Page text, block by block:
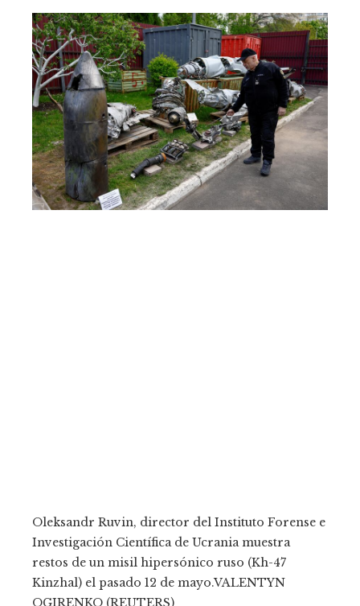
Oleksandr Ruvin, director del Instituto Forense e
Investigación Científica de Ucrania muestra
restos de un misil hipersónico ruso (Kh-47
Kinzhal) el pasado 12 de mayo.VALENTYN
OGIRENKO (REUTERS)